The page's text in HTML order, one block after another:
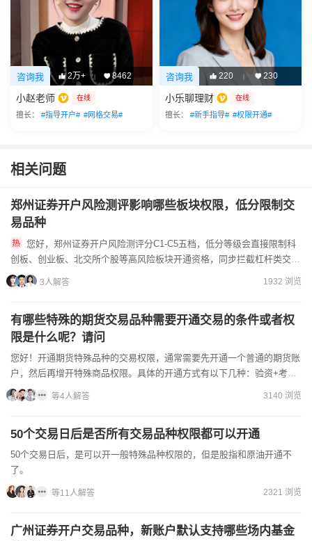
咨询我 2万+ | 8462
小赵老师 在线
擅长： #指导开户# #网格交易#
咨询我 220 | 230
小乐聊理财 在线
擅长： #新手指导# #权限开通#
相关问题
郑州证券开户风险测评影响哪些板块权限，低分限制交
易品种
创板、创业板、北交所个股等高风险板块开通资格，同步拦截杠杆类交易
品种。我来帮您分等级梳理权限限制规则：（1）C1保守型、...
3人解答 1932 浏览
有哪些特殊的期货交易品种需要开通交易的条件或者权
限是什么呢？请问
您好！开通期货特殊品种的交易权限，‌通常需要先开通一个普通的期货账
户，‌然后再增开特殊商品权限。‌具体的开通方式有以下几种：‌‌验资+考
试‌：‌账户需要有连续5个交易日的可用资金不低于...
等4人解答 3140 浏览
50个交易日后是否所有交易品种权限都可以开通
50个交易日后，是可以开一般特殊品种权限的，但是股指和原油开通不
了。
等11人解答 2321 浏览
广州证券开户交易品种，新账户默认支持哪些场内基金